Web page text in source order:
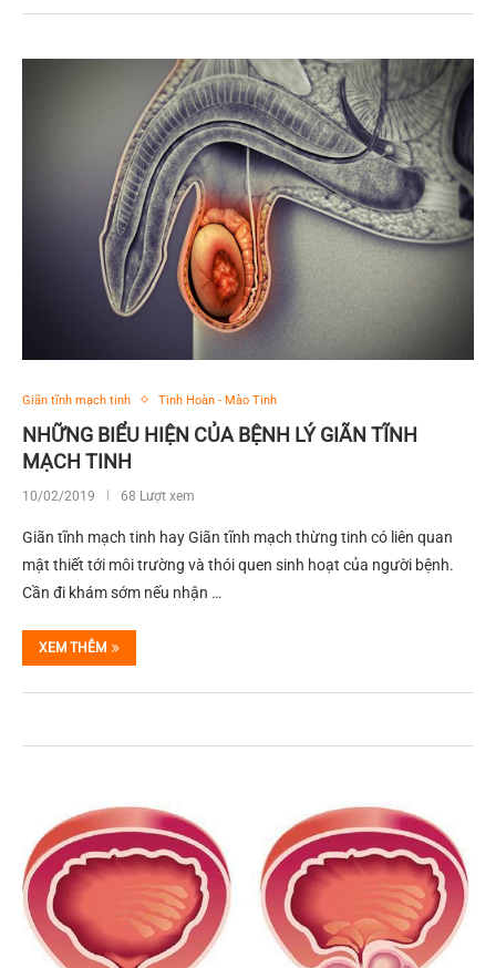
Giãn tĩnh mạch tinh Tinh Hoàn - Mào Tinh
NHỮNG BIỂU HIỆN CỦA BỆNH LÝ GIÃN TĨNH
MẠCH TINH
10/02/2019 68 Lượt xem
Giãn tĩnh mạch tinh hay Giãn tĩnh mạch thừng tinh có liên quan
mật thiết tới môi trường và thói quen sinh hoạt của người bệnh.
Cần đi khám sớm nếu nhận …
XEM THÊM